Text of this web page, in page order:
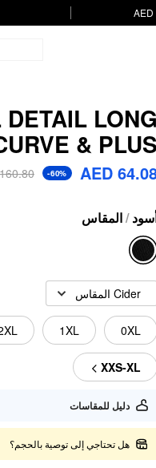
&
AED
-60%
/المقاس
Cider المقاس
0XL
1XL
XXS-XL
دليل للمقاسات
هل تحتاجي إلى توصية بالحجم؟